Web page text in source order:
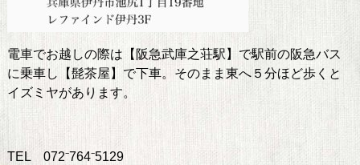
電車でお越しの際は【阪急武庫之荘駅】で駅前の阪急バス
に乗車し【髭茶屋】で下車。そのまま東へ５分ほど歩くと
イズミヤがあります。
TEL 072⁻764⁻5129